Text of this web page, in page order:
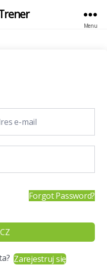
Menu
Forgot Password?
Zarejestruj się